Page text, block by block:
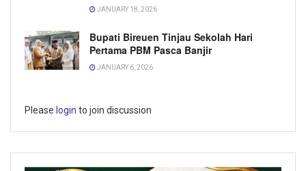
JANUARY 18, 2026
Bupati Bireuen Tinjau Sekolah Hari
Pertama PBM Pasca Banjir
JANUARY 6, 2026
Please login to join discussion